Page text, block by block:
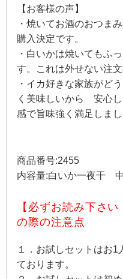
【お客様の声】
・焼いてお酒のおつま
購入決定です。
・白いかは焼いてもふ
す。これは外せない注文
・イカ好きな家族がど
く美味しいから 安心
感で旨味強く満足しまし
商品番号:2455
内容量:白いか一夜干
【必ずお読み下さ
の際の注意点
１．お試しセットはお1
ております。